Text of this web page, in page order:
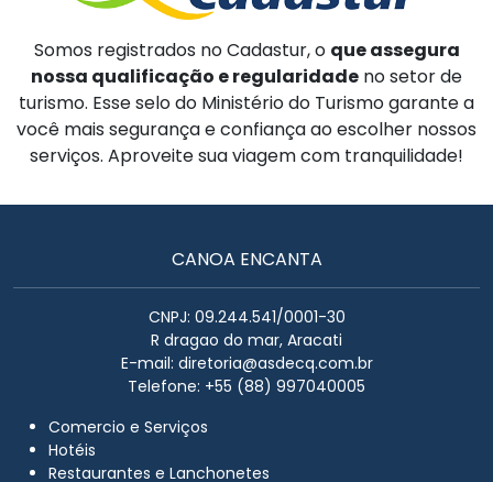
Somos registrados no Cadastur, o que assegura
nossa qualificação e regularidade no setor de
turismo. Esse selo do Ministério do Turismo garante a
você mais segurança e confiança ao escolher nossos
serviços. Aproveite sua viagem com tranquilidade!
CANOA ENCANTA
CNPJ: 09.244.541/0001-30
R dragao do mar, Aracati
E-mail: diretoria@asdecq.com.br
Telefone: +55 (88) 997040005
Comercio e Serviços
Hotéis
Restaurantes e Lanchonetes